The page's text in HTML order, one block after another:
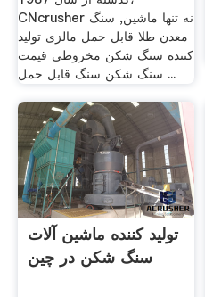
CNcrusher نه تنها ماشین, سنگ
معدن طلا قابل حمل مالزی تولید
کننده سنگ شکن مخروطی قیمت
سنگ شکن سنگ قابل حمل ...
تولید کننده ماشین آلات
سنگ شکن در چین